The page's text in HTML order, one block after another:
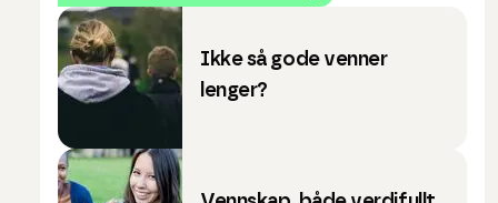
Ikke så gode venner
lenger?